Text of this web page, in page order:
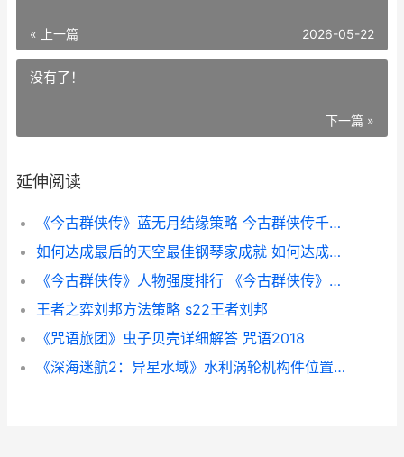
« 上一篇 2026-05-22
没有了！
下一篇 »
延伸阅读
《今古群侠传》蓝无月结缘策略 今古群侠传千年猪参草
如何达成最后的天空最佳钢琴家成就 如何达成最后的爱
《今古群侠传》人物强度排行 《今古群侠传》有哪些隐藏任务?
王者之弈刘邦方法策略 s22王者刘邦
《咒语旅团》虫子贝壳详细解答 咒语2018
《深海迷航2：异星水域》水利涡轮机构件位置详细解答 深海迷航2下载入口